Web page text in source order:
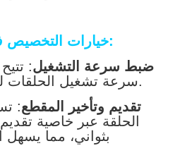
خيارات التخصيص في الاستماع:
ضبط سرعة التشغيل:
سرعة تشغيل الحلقات لتناسب تفضيلاتهم.
تقديم وتأخير المقطع:
الحلقة عبر خاصية
بثواني، مما